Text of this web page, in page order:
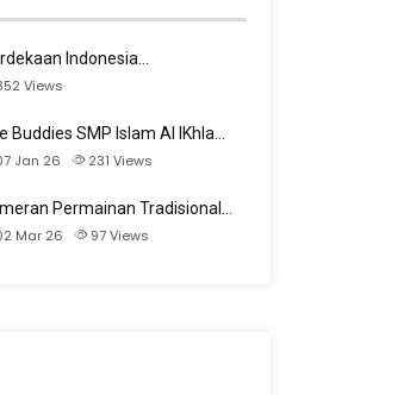
Indonesia…
Views
Buddies SMP Islam Al IKhla…
Jan 26
231 Views
Permainan Tradisional…
Mar 26
97Views